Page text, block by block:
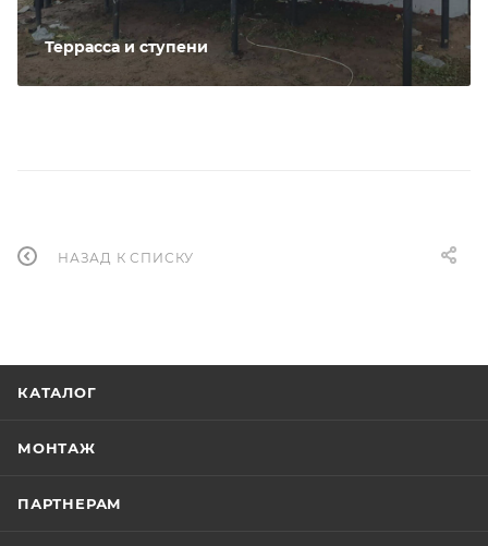
Террасса и ступени
НАЗАД К СПИСКУ
КАТАЛОГ
МОНТАЖ
ПАРТНЕРАМ